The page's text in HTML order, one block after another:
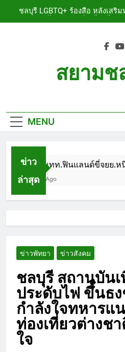
ชลบุรี LGBTQ+ ร้องสื่อ หลังเสริ
ก่อนพบเป็นศพเปลือยยัดกระเป๋า
คาสนามบินขณะเต
ล้าน ปรับ ห้องป
ชลบุรี นทท.ฟินแลนด์ขี่จยย.หนีต
รับผิดชอบ พร้อมเตือนอย่าห
ชลบุรี หนุ่มใหญ่ออสซี่พาสาวไท
ชลบุรี ฉลุยก่อนหมดวาระ! สภาเมือ
สยามช
MENU
ข่าว
ล่าสุด
ชลบุรี นทท.ฟินแลนด์ขี่จยย.หนี
1 Month Ago
ข่าวพัทยา ข่าวสังคม
ชลบุรี สถานบัน
ประดับไฟ ขึ้นธ
กำลังใจทหารแ
ท่องเที่ยวต่างช
ใจ